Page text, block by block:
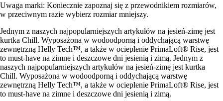
Uwaga marki: Koniecznie zapoznaj się z przewodnikiem rozmiarów,
w przeciwnym razie wybierz rozmiar mniejszy.
Jednym z naszych najpopularniejszych artykułów na jesień-zimę jest
kurtka Chill. Wyposażona w wodoodporną i oddychającą warstwę
zewnętrzną Helly Tech™, a także w ocieplenie PrimaLoft® Rise, jest
to must-have na zimne i deszczowe dni jesienią i zimą. Jednym z
naszych najpopularniejszych artykułów na jesień-zimę jest kurtka
Chill. Wyposażona w wodoodporną i oddychającą warstwę
zewnętrzną Helly Tech™, a także w ocieplenie PrimaLoft® Rise, jest
to must-have na zimne i deszczowe dni jesienią i zimą.